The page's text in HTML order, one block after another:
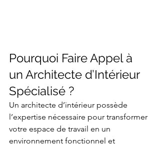
Pourquoi Faire Appel à
un Architecte d’Intérieur
Spécialisé ?
Un architecte d’intérieur possède
l’expertise nécessaire pour transformer
votre espace de travail en un
environnement fonctionnel et